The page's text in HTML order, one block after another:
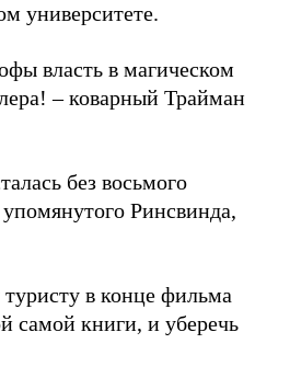
университете.
власть в магическом
– коварный Трайман
без восьмого
Ринсвинда,
в конце фильма
самой книги, и уберечь